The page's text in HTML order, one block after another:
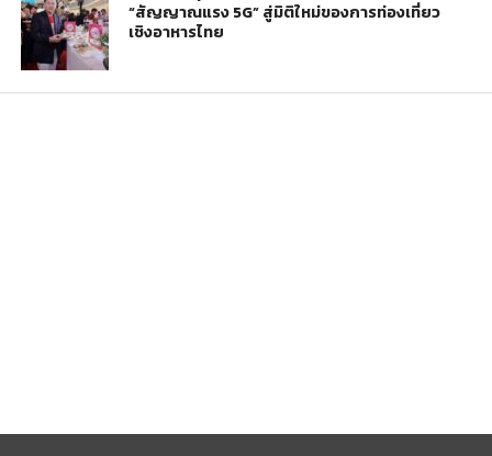
“สัญญาณแรง 5G” สู่มิติใหม่ของการท่องเที่ยว
เชิงอาหารไทย